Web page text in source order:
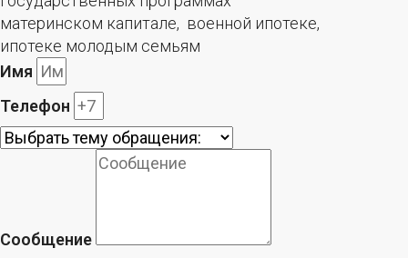
материнском капитале, военной ипотеке,
ипотеке молодым семьям
Имя
Телефон
Сообщение